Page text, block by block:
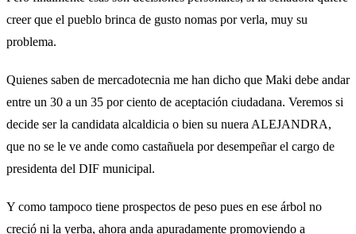
creer que el pueblo brinca de gusto nomas por verla, muy su
problema.
Quienes saben de mercadotecnia me han dicho que Maki debe andar
entre un 30 a un 35 por ciento de aceptación ciudadana. Veremos si
decide ser la candidata alcaldicia o bien su nuera ALEJANDRA,
que no se le ve ande como castañuela por desempeñar el cargo de
presidenta del DIF municipal.
Y como tampoco tiene prospectos de peso pues en ese árbol no
creció ni la yerba, ahora anda apuradamente promoviendo a